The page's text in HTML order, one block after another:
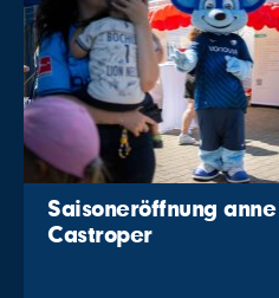
Saisoneröffnung anne
Castroper